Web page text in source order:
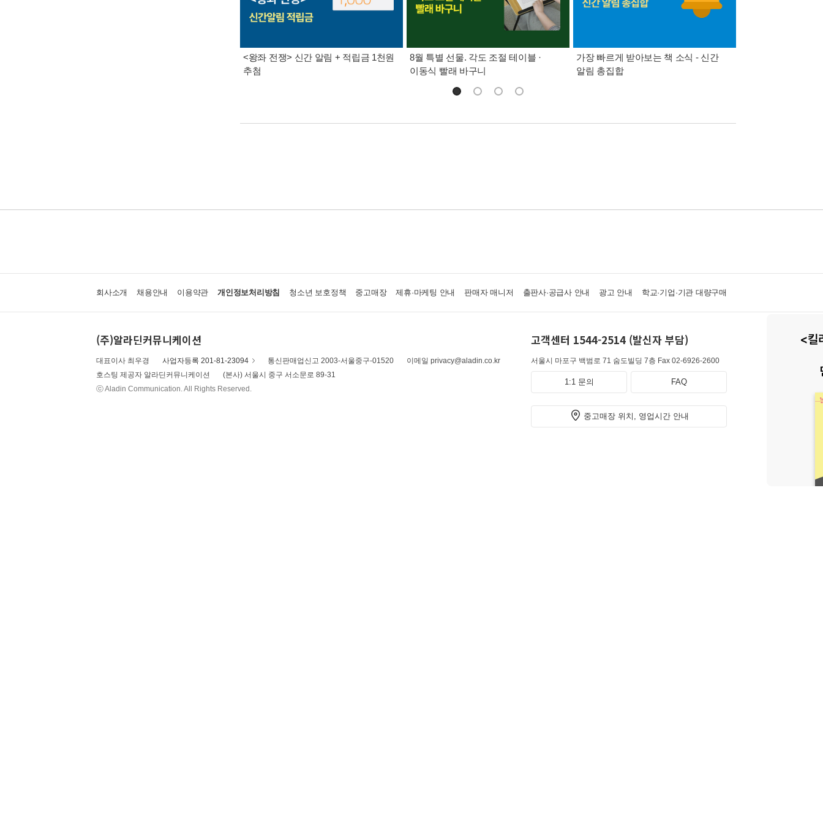
<왕좌 전쟁> 신간 알림 + 적립금 1천원
추첨
8월 특별 선물. 각도 조절 테이블 ·
이동식 빨래 바구니
가장 빠르게 받아보는 책 소식 - 신간
알림 총집합
회사소개 채용안내 이용약관 개인정보처리방침 청소년 보호정책 중고매장 제휴·마케팅 안내 판매자 매니저 출판사·공급사 안내 광고 안내 학교·기업·기관 대량구매
(주)알라딘커뮤니케이션
대표이사 최우경 사업자등록 201-81-23094 통신판매업신고 2003-서울중구-01520
이메일 privacy@aladin.co.kr
호스팅 제공자 알라딘커뮤니케이션
(본사) 서울시 중구 서소문로 89-31
ⓒ Aladin Communication. All Rights Reserved.
고객센터 1544-2514 (발신자 부담)
서울시 마포구 백범로 71 숨도빌딩 7층 Fax 02-6926-2600
1:1 문의 FAQ
중고매장 위치, 영업시간 안내